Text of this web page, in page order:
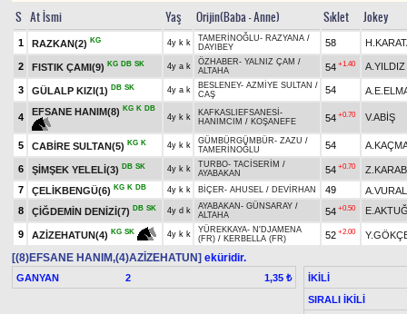
S At İsmi Yaş Orijin(Baba - Anne) Sıklet Jokey
1 RAZKAN(2) KG 4y k k TAMERİNOĞLU- RAZYANA /
DAYIBEY
58
2 FISTIK ÇAMI(9) KG DB SK 4y a k ÖZHABER- YALNIZ ÇAM /
ALTAHA
54 +1.40 A.YILDIZ
3 GÜLALP KIZI(1) DB SK 4y a k BESLENEY- AZMİYE SULTAN /
CAŞ
54
4
EFSANE HANIM(8) KG K DB
4y k k KAFKASLIEFSANESİ -
HANIMCIM / KOŞANEFE 54 +0.70 V.ABİŞ
5 CABİRE SULTAN(5) KG K 4y k k GÜMBÜRGÜMBÜR- ZAZU /
TAMERİNOĞLU
54
6 ŞİMŞEK YELELİ(3) DB SK 4y k k TURBO- TACİSERİM /
AYABAKAN
54 +0.70
7
ÇELİKBENGÜ(6) KG K DB 4y k k BİÇER- AHUSEL / DEVİRHAN 49
A.VURAL
8
ÇİĞDEMİN DENİZİ(7) DB SK 4y d k AYABAKAN - GÜNSARAY /
ALTAHA
54 +0.50
9 AZİZEHATUN(4) KG SK 4y k k YÜREKKAYA- N'DJAMENA
(FR) / KERBELLA (FR) 52 +2.00
[(8)EFSANE HANIM,(4)AZİZEHATUN] eküridir.
GANYAN 2 1,35 ₺
İKİLİ
SIRALI İKİLİ